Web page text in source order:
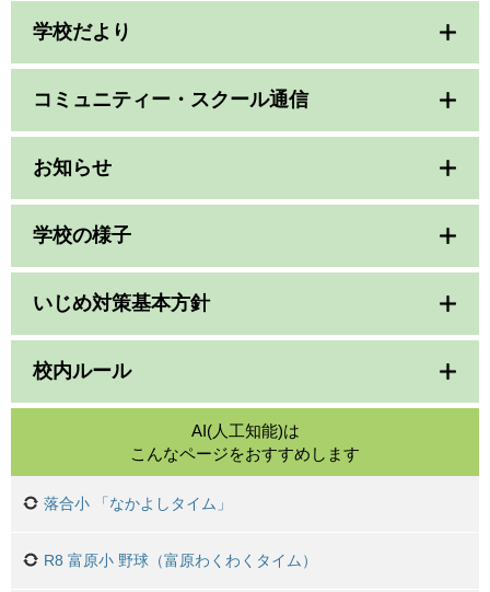
学校だより
コミュニティー・スクール通信
お知らせ
学校の様子
いじめ対策基本方針
校内ルール
AI(人工知能)は
こんなページをおすすめします
落合小 「なかよしタイム」
R8 富原小 野球（富原わくわくタイム）